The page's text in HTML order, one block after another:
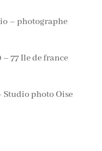
– photographe
– 77 Ile de france
Studio photo Oise